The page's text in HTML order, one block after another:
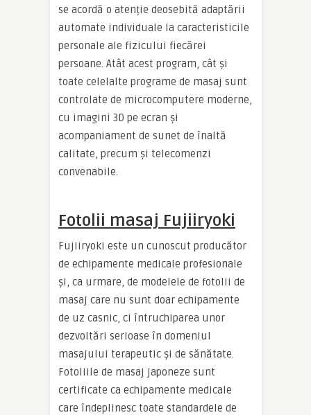
se acordă o atenție deosebită adaptării
automate individuale la caracteristicile
personale ale fizicului fiecărei
persoane. Atât acest program, cât și
toate celelalte programe de masaj sunt
controlate de microcomputere moderne,
cu imagini 3D pe ecran și
acompaniament de sunet de înaltă
calitate, precum și telecomenzi
convenabile.
Fotolii masaj Fujiiryoki
Fujiiryoki este un cunoscut producător
de echipamente medicale profesionale
și, ca urmare, de modelele de fotolii de
masaj care nu sunt doar echipamente
de uz casnic, ci întruchiparea unor
dezvoltări serioase în domeniul
masajului terapeutic și de sănătate.
Fotoliile de masaj japoneze sunt
certificate ca echipamente medicale
care îndeplinesc toate standardele de